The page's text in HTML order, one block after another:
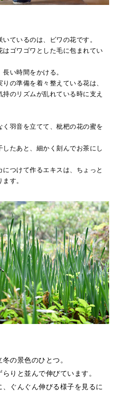
ているのは、ビワの花です。
ゴワゴワとした毛に包まれてい
い時間をかける。
の準備を着々整えている花は、
のリズムが乱れている時に支え
羽音を立てて、枇杷の花の蜜を
たあと、細かく刻んでお茶にし
つけて作るエキスは、ちょっと
す。
の景色のひとつ。
りと並んで伸びています。
ぐんぐん伸びる様子を見るに